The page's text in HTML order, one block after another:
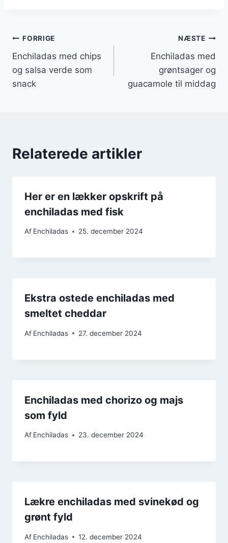
Indlægsnavigation
FORRIGE
Enchiladas med chips
og salsa verde som
snack
NÆSTE
Enchiladas med
grøntsager og
guacamole til middag
Relaterede artikler
Her er en lækker opskrift på
enchiladas med fisk
Af Enchiladas 25. december 2024
Ekstra ostede enchiladas med
smeltet cheddar
Af Enchiladas 27. december 2024
Enchiladas med chorizo og majs
som fyld
Af Enchiladas 23. december 2024
Lækre enchiladas med svinekød og
grønt fyld
Af Enchiladas 12. december 2024